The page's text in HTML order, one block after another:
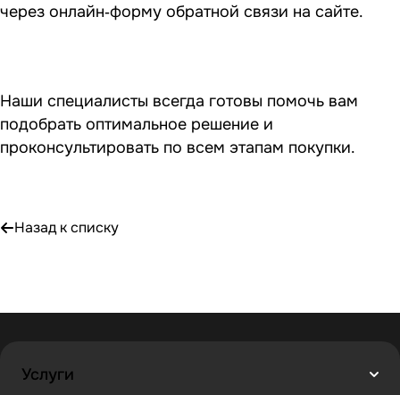
через онлайн‑форму обратной связи на сайте.
Наши специалисты всегда готовы помочь вам
подобрать оптимальное решение и
проконсультировать по всем этапам покупки.
Назад к списку
Услуги